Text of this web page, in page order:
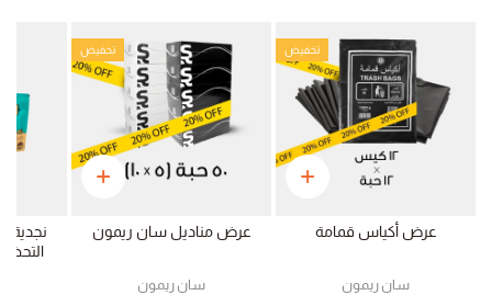
تخفيض
عرض أكياس قمامة
سان ريمون
تخفيض
عرض مناديل سان ريمون
سان ريمون
نجدية
التحضير ٢٥٠ جرام –